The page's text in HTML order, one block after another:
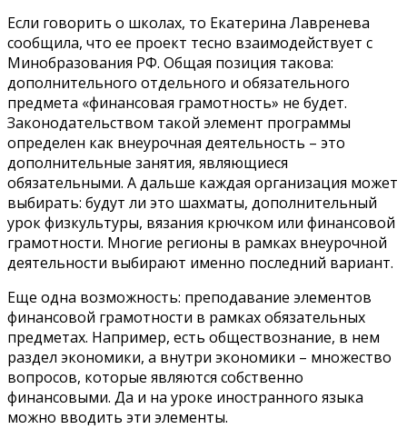
Если говорить о школах, то Екатерина Лавренева
сообщила, что ее проект тесно взаимодействует с
Минобразования РФ. Общая позиция такова:
дополнительного отдельного и обязательного
предмета «финансовая грамотность» не будет.
Законодательством такой элемент программы
определен как внеурочная деятельность – это
дополнительные занятия, являющиеся
обязательными. А дальше каждая организация может
выбирать: будут ли это шахматы, дополнительный
урок физкультуры, вязания крючком или финансовой
грамотности. Многие регионы в рамках внеурочной
деятельности выбирают именно последний вариант.
Еще одна возможность: преподавание элементов
финансовой грамотности в рамках обязательных
предметах. Например, есть обществознание, в нем
раздел экономики, а внутри экономики – множество
вопросов, которые являются собственно
финансовыми. Да и на уроке иностранного языка
можно вводить эти элементы.